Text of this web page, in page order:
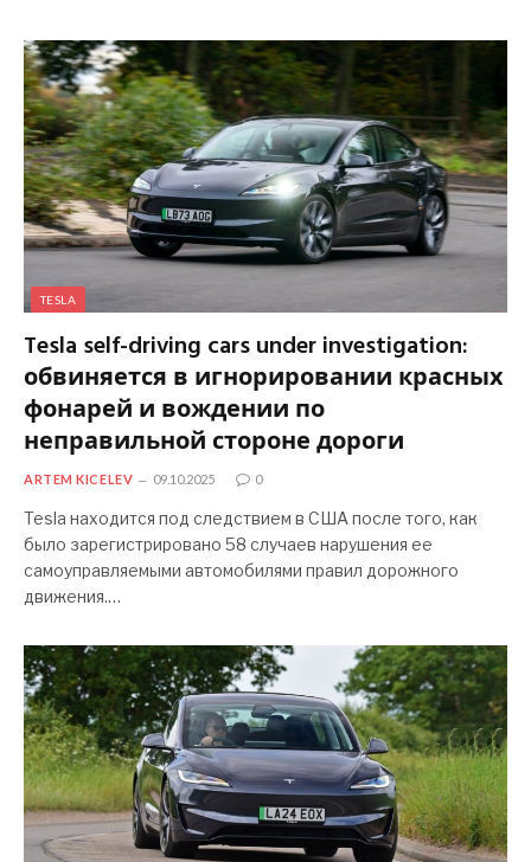
TESLA
Tesla self-driving cars under investigation:
обвиняется в игнорировании красных
фонарей и вождении по
неправильной стороне дороги
ARTEM KICELEV 09.10.2025 0
Tesla находится под следствием в США после того, как
было зарегистрировано 58 случаев нарушения ее
самоуправляемыми автомобилями правил дорожного
движения.…